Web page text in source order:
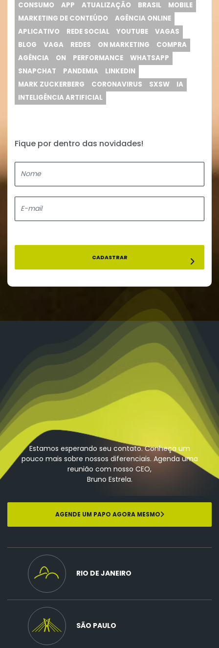
CONSUMO
APP ATUALIZAÇÃO BRASIL
MOBILE
MARKETING DE CONTEÚDO
AGÊNCIA ONLINE
APLICATIVO
REDE SOCIAL YOUTUBE
VAGAS
BLOG
VAGA REDES ON MARKETING
COMPRA
AGÊNCIA
ON PERFORMANCE
WHATSAPP
SNAPCHAT
PANDEMIA
LINKEDIN
MARK ZUCKERBERG
CORONAVIRUS SXSW
IA
INTELIGÊNCIA ARTIFICIAL
Fique por dentro das novidades!
Estamos esperando seu contato. Conheça um
pouco mais sobre nossos diferenciais. Agenda uma
reunião com nosso CEO,
Bruno Estrela.
AGENDE UM PAPO AGORA MESMO
RIO DE JANEIRO
SÃO PAULO